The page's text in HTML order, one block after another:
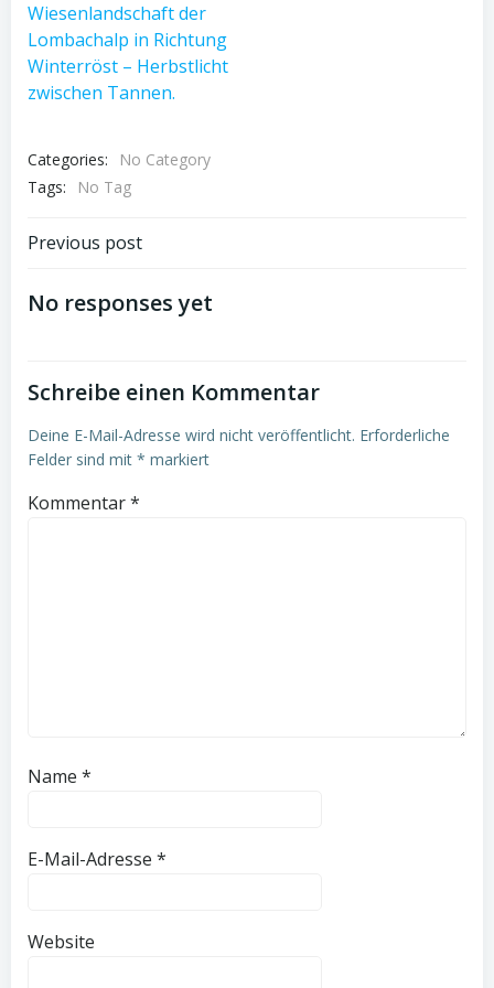
Categories:
No Category
Tags:
No Tag
Post
navigation
Previous post
No responses yet
Schreibe einen Kommentar
Deine E-Mail-Adresse wird nicht veröffentlicht. Erforderliche
Felder sind mit * markiert
Kommentar*
Name *
E-Mail-Adresse *
Website